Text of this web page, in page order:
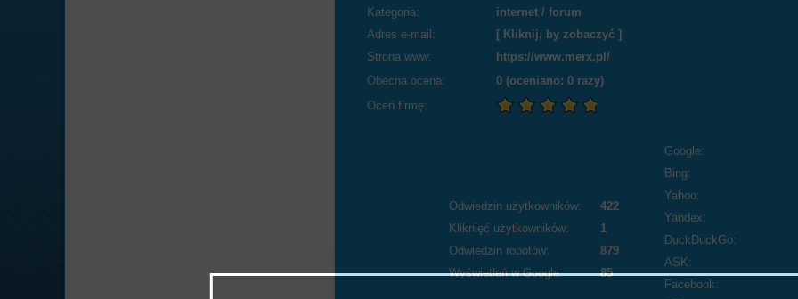
Kategoria:
internet / forum
Adres e-mail:
[ Kliknij, by zobaczyć ]
Strona www:
https://www.merx.pl/
Obecna ocena:
0 (oceniano: 0 razy)
Oceń firmę:
Odwiedzin użytkowników:
422
Kliknięć użytkowników:
1
Odwiedzin robotów:
879
Wyświetleń w Google:
85
Google:
Bing:
Yahoo:
Yandex:
DuckDuckGo:
ASK:
Facebook: